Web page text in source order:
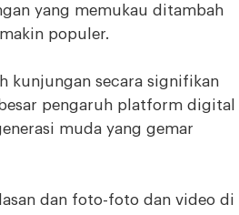
yang memukau ditambah
populer.
kunjungan secara signifikan
pengaruh platform digital
muda yang gemar
dan foto-foto dan video di